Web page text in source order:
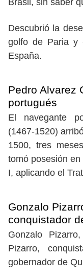
Brasil, sin saber
Descubrió la
golfo de Paria y
España.
Pedro Alvarez
portugués
El navegante
(1467-1520)
1500, tres
tomó posesión
I, aplicando el
Gonzalo
conquistador
Gonzalo
Pizarro,
gobernador de